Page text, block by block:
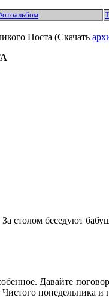
Поста (Скачать
столом беседуют
Давайте
понедельника